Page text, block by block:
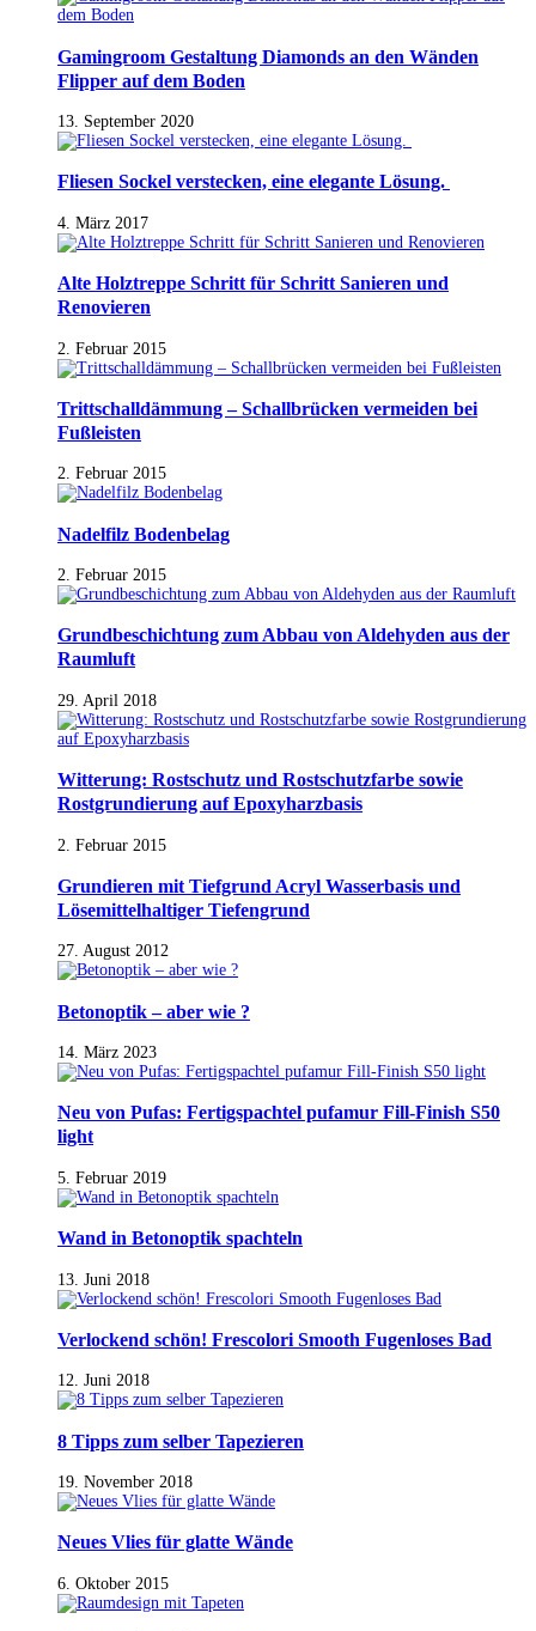
Gamingroom Gestaltung Diamonds an den Wänden
Flipper auf dem Boden
13. September 2020
Fliesen Sockel verstecken, eine elegante Lösung.
4. März 2017
Alte Holztreppe Schritt für Schritt Sanieren und
Renovieren
2. Februar 2015
Trittschalldämmung – Schallbrücken vermeiden bei
Fußleisten
2. Februar 2015
Nadelfilz Bodenbelag
2. Februar 2015
Grundbeschichtung zum Abbau von Aldehyden aus der
Raumluft
29. April 2018
Witterung: Rostschutz und Rostschutzfarbe sowie
Rostgrundierung auf Epoxyharzbasis
2. Februar 2015
Grundieren mit Tiefgrund Acryl Wasserbasis und
Lösemittelhaltiger Tiefengrund
27. August 2012
Betonoptik – aber wie ?
14. März 2023
Neu von Pufas: Fertigspachtel pufamur Fill-Finish S50
light
5. Februar 2019
Wand in Betonoptik spachteln
13. Juni 2018
Verlockend schön! Frescolori Smooth Fugenloses Bad
12. Juni 2018
8 Tipps zum selber Tapezieren
19. November 2018
Neues Vlies für glatte Wände
6. Oktober 2015